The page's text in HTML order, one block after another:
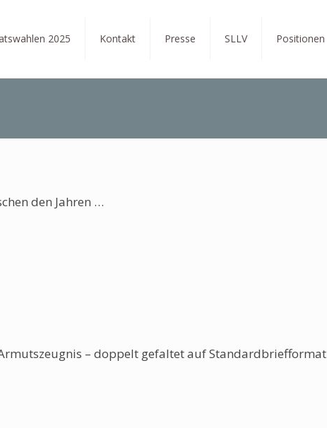
2025 Kontakt Presse SLLV Positionen
den Jahren …
– doppelt gefaltet auf Standardbriefformat